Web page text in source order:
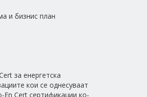
и бизнис план
за енергетска
кои се однесуваат
En Cert сертификации ко-